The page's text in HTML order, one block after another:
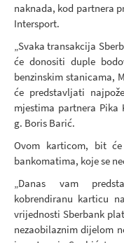
naknada, kod partnera
Intersport.
„Svaka transakcija
će donositi duple
benzinskim stanicama,
će predstavljati
mjestima partnera
g. Boris Barić.
Ovom karticom, bit
bankomatima, koje se
„Danas vam
kobrendiranu karticu
vrijednosti Sberbank
nezaobilaznim dijelom